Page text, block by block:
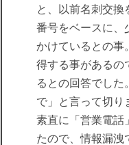
と、以前名刺交換
番号をベースに、
かけているとの事
得する事があるの
るとの回答でした
で」と言って切り
素直に「営業電話
たので、情報漏洩